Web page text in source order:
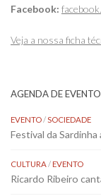
Facebook:
Veja a nossa ficha
AGENDA DE
EVENTO/SOCIEDADE
Festival da
CULTURA/EVENTO
Ricardo Ribeiro